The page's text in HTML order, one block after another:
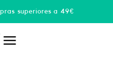
superiores a 49€